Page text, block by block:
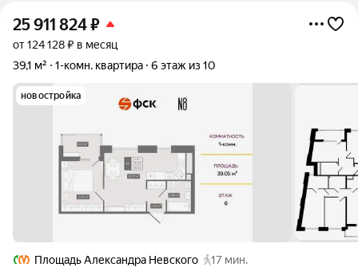
25 911 824₽
от 124 128 ₽ в месяц
39,1 м²
1-комн. квартира 6 этаж из 10
новостройка
Площадь Александра Невского
17 мин.